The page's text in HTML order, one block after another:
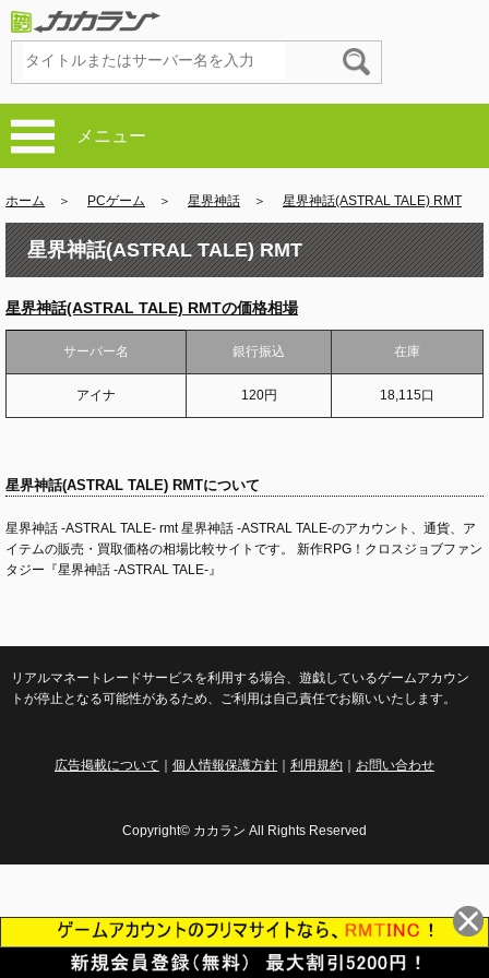
メニュー
ホーム ＞ PCゲーム ＞ 星界神話 ＞ 星界神話(ASTRAL TALE) RMT
星界神話(ASTRAL TALE) RMT
星界神話(ASTRAL TALE) RMTの価格相場
サーバー名 銀行振込 在庫
アイナ 120円 18,115口
星界神話(ASTRAL TALE) RMTについて
星界神話 -ASTRAL TALE- rmt 星界神話 -ASTRAL TALE-のアカウント、通貨、ア
イテムの販売・買取価格の相場比較サイトです。 新作RPG！クロスジョブファン
タジー『星界神話 -ASTRAL TALE-』
リアルマネートレードサービスを利用する場合、遊戯しているゲームアカウン
トが停止となる可能性があるため、ご利用は自己責任でお願いいたします。
広告掲載について 個人情報保護方針 利用規約 お問い合わせ
Copyright© カカラン All Rights Reserved